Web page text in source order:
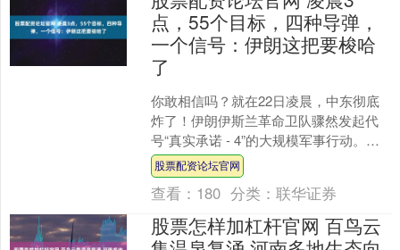
点，55个目标，四种导弹，
一个信号：伊朗这把要梭哈
了
你敢相信吗？就在22日凌晨，中东彻底
炸了！伊朗伊斯兰革命卫队骤然发起代
号“真实承诺 - 4”的大规模军事行动。在
此次行动中，其对朝超55 个以色列军事
设施及美军....
股票配资论坛官网
查看： 180 分类：联华证券
股票怎样加杠杆官网 百鸟云